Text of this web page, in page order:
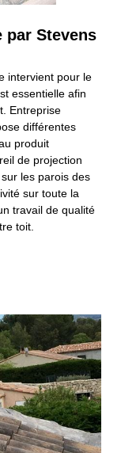
par Stevens
intervient pour le
essentielle afin
Entreprise
différentes
produit
de projection
les parois des
sur toute la
travail de qualité
toit.